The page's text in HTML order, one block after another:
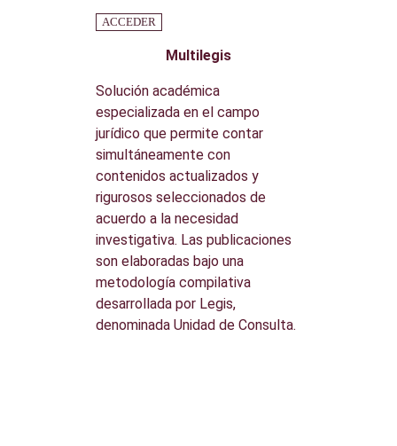
ACCEDER
Multilegis
Solución académica
especializada en el campo
jurídico que permite contar
simultáneamente con
contenidos actualizados y
rigurosos seleccionados de
acuerdo a la necesidad
investigativa. Las publicaciones
son elaboradas bajo una
metodología compilativa
desarrollada por Legis,
denominada Unidad de Consulta.